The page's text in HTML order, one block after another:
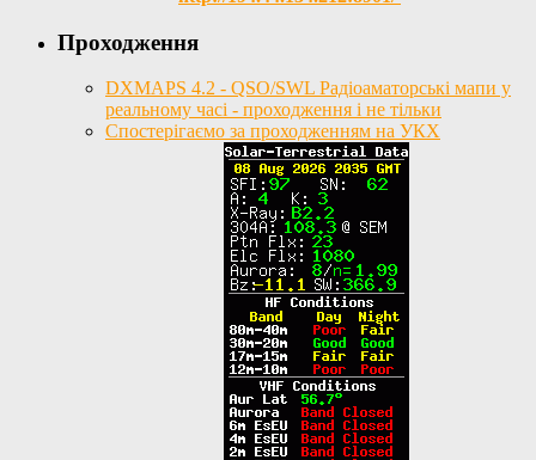
Проходження
DXMAPS 4.2 - QSO/SWL Радіоаматорські мапи у
реальному часі - проходження і не тільки
Спостерігаємо за проходженням на УКХ